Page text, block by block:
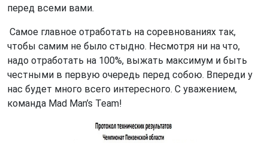
перед всеми вами.
Самое главное отработать на соревнованиях так,
чтобы самим не было стыдно. Несмотря ни на что,
надо отработать на 100%, выжать максимум и быть
честными в первую очередь перед собою. Впереди у
нас будет много всего интересного. С уважением,
команда Mad Man’s Team!